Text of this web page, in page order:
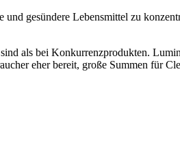
gesündere Lebensmittel zu
als bei Konkurrenzprodukten.
eher bereit, große Summen für